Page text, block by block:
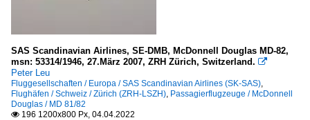
SAS Scandinavian Airlines, SE-DMB, McDonnell Douglas MD-82,
msn: 53314/1946, 27.März 2007, ZRH Zürich, Switzerland. 
Peter Leu
Fluggesellschaften / Europa / SAS Scandinavian Airlines (SK-SAS)
Flughäfen / Schweiz / Zürich (ZRH-LSZH) Passagierflugzeuge / McDonnell
Douglas / MD 81/82
 196 1200x800 Px, 04.04.2022